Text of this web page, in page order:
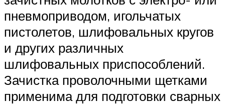
пневмоприводом, игольчатых
пистолетов, шлифовальных кругов
и других различных
шлифовальных приспособлений.
Зачистка проволочными щетками
применима для подготовки сварных